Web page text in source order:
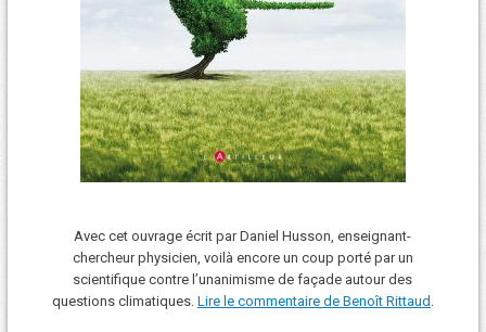
Avec cet ouvrage écrit par Daniel Husson, enseignant-
chercheur physicien, voilà encore un coup porté par un
scientifique contre l’unanimisme de façade autour des
questions climatiques. Lire le commentaire de Benoît Rittaud .